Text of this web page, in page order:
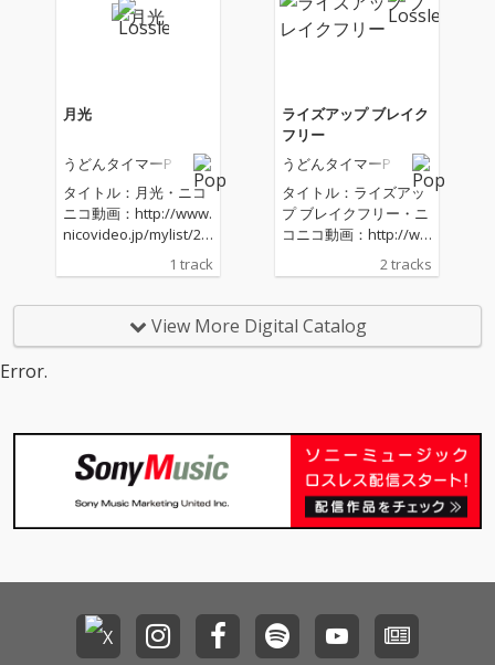
tist/pp000845ニコニコ
りました。★Words &
Music：うどんタイマ
X：https://x.com/shun
band コミュ：co353
104★Character Illus
t：奏音 X：https://x.
n●YouTubeチャンネ
P●ボカロ楽曲レーベル
rent.jp/artist/pp00084
5ニコニコ動画にてう
曲を作りました。★W
ords & Music：うどん
タイマーP mylist/2066
1414 X：https://x.co
m/shunband コミ
ュ：co353104★Chara
cter Illust：奏音 X：h
kukanon●YouTubeチ
nTimerP●ボカロ楽曲レ
月光
うどんタイマーP
タイトル：月光・ニコ
ニコ動画：http://www.
nicovideo.jp/mylist/20
661414・YouTube：ht
tps://www.youtube.co
ウンロード＆ストリー
ミング KARENT：http
ylist/20661414 X：@
shunband コミュ：c
o353104★Character ill
ust：青井ゆい X：@
onTimerP●ボカロ楽曲
レーベルKARENT：http
s://karent.jp/artist/pp
1 track
ライズアップ ブレイク
フリー
うどんタイマーP
タイトル：ライズアッ
プ ブレイクフリー・ニ
コニコ動画：http://ww
w.nicovideo.jp/mylist/
20661414・YouTube：
com/c/UdonTimerP・
ダウンロード＆ストリ
輪物語をイメージした
楽曲です。★Words &
Music：うどんタイマ
ーP mylist/20661414
t：Nika○ X：https://
x.com/Nikawa0831★
Movie：天●YouTube
2 tracks
View More Digital Catalog
Error.